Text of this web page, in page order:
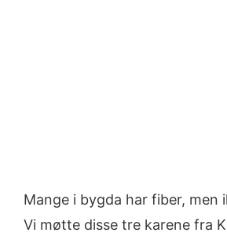
Mange i bygda har fiber, men
Vi møtte disse tre karene fra